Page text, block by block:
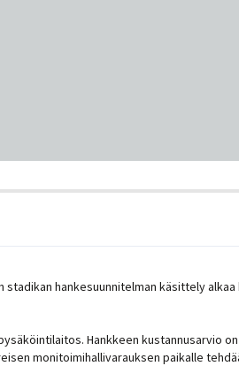
hankesuunnitelman käsittely
Hankkeen kustannusarvio on
monitoimihallivarauksen paikalle